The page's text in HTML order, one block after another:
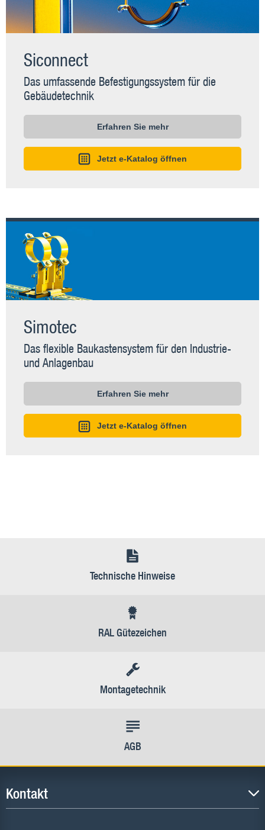
Siconnect
Das umfassende Befestigungssystem für die
Gebäudetechnik
Erfahren Sie mehr
Jetzt e-Katalog öffnen
Simotec
Das flexible Baukastensystem für den Industrie-
und Anlagenbau
Erfahren Sie mehr
Jetzt e-Katalog öffnen
Technische Hinweise
RAL Gütezeichen
Montagetechnik
AGB
Kontakt